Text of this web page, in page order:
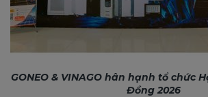
GONEO & VINAGO hân hạnh tổ chức
Đồng 2026